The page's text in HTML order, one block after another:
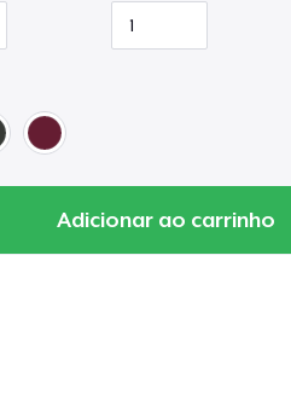
Adicionar ao carrinho